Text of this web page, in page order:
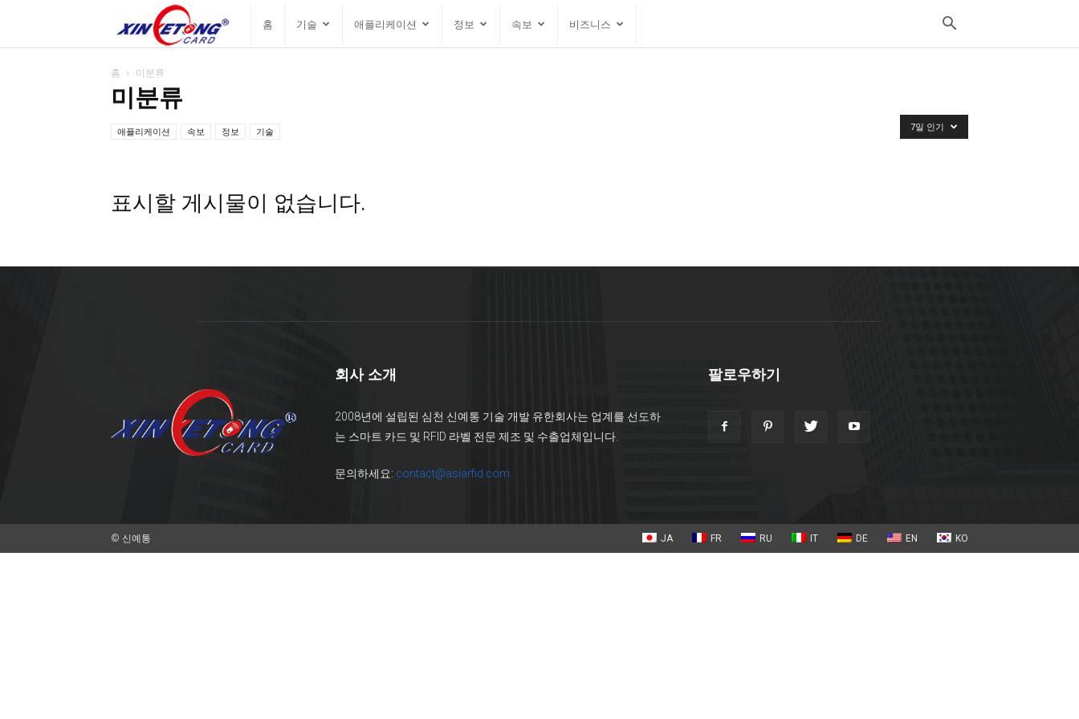
그
홈 기술 애플리케이션 정보 속보 비즈니스
홈 미분류
미분류
애플리케이션 속보 정보 기술 7일 인기
표시할 게시물이 없습니다.
회사 소개
2008년에 설립된 심천 신예통 기술 개발 유한회사는 업계를 선도하
는 스마트 카드 및 RFID 라벨 전문 제조 및 수출업체입니다.
문의하세요: contact@asiarfid.com
팔로우하기
JA FR RU IT DE EN KO
© 신예통